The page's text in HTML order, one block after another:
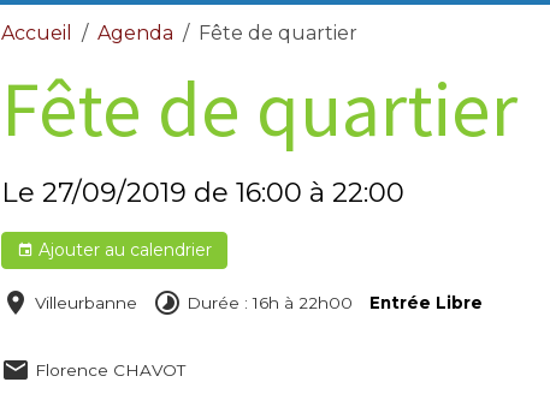
Accueil Agenda Fête de quartier
Fête de quartier
Le 27/09/2019 de 16:00 à 22:00
Ajouter au calendrier
Villeurbanne Durée : 16h à 22h00 Entrée Libre
Florence CHAVOT